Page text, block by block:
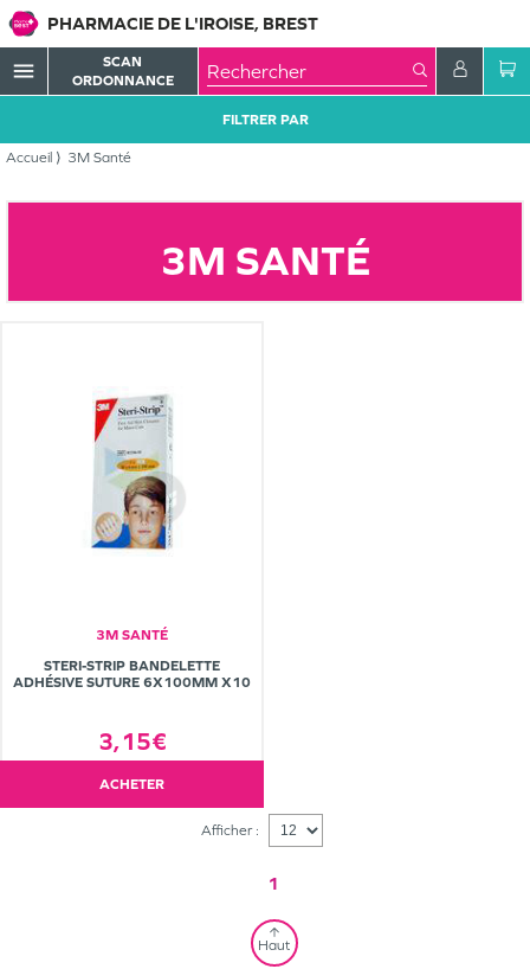
PHARMACIE DE L'IROISE, BREST
menu
SCAN
ORDONNANCE
Accueil 3M Santé
FILTRER PAR
3M SANTÉ
3M SANTÉ
STERI-STRIP BANDELETTE
ADHÉSIVE SUTURE 6X100MM X10
3,15€
ACHETER
Afficher :
1
Haut